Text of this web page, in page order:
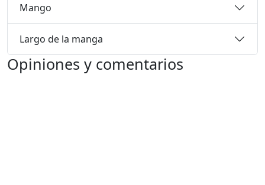
Mango
Largo de la manga
Opiniones y comentarios